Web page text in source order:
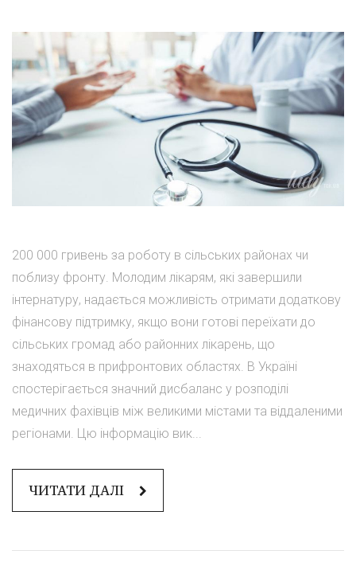
200 000 гривень за роботу в сільських районах чи
поблизу фронту. Молодим лікарям, які завершили
інтернатуру, надається можливість отримати додаткову
фінансову підтримку, якщо вони готові переїхати до
сільських громад або районних лікарень, що
знаходяться в прифронтових областях. В Україні
спостерігається значний дисбаланс у розподілі
медичних фахівців між великими містами та віддаленими
регіонами. Цю інформацію вик...
ЧИТАТИ ДАЛІ